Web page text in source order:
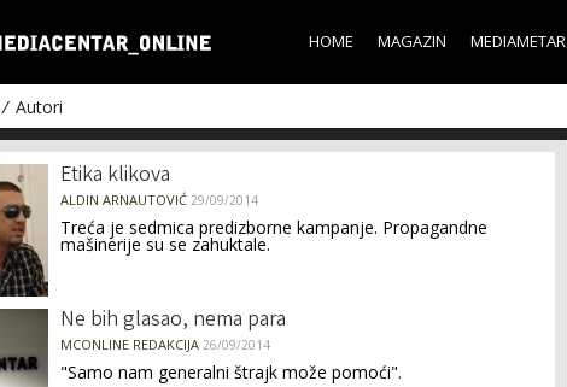
main
content
HOME MAGAZIN MEDIAMETAR
Autori
Etika klikova
ALDIN ARNAUTOVIĆ 29/09/2014
Treća je sedmica predizborne kampanje. Propagandne
mašinerije su se zahuktale.
Ne bih glasao, nema para
MCONLINE REDAKCIJA 26/09/2014
"Samo nam generalni štrajk može pomoći".